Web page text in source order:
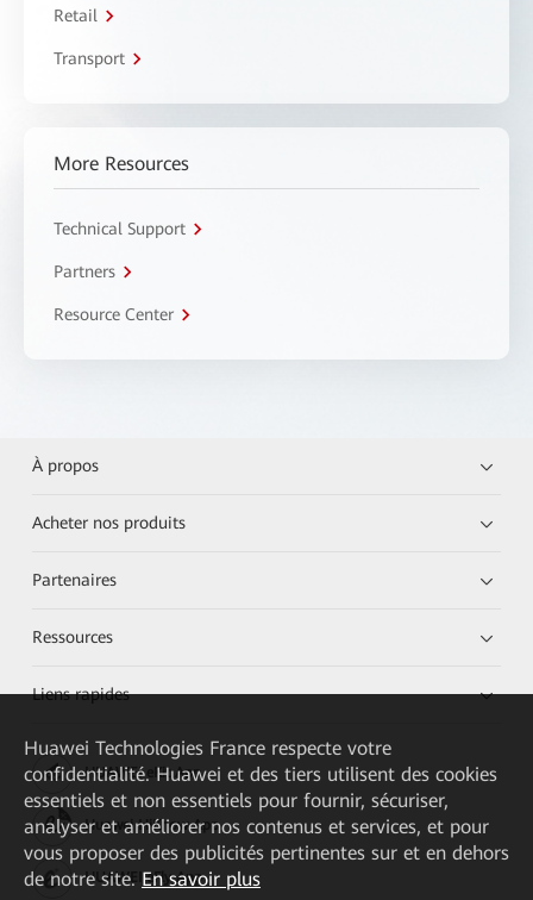
Retail
Transport
More Resources
Technical Support
Partners
Resource Center
À propos
Acheter nos produits
Partenaires
Ressources
Liens rapides
HUAWEI eKit App
Huawei HiKnow App
HUAWEI eFly App
Huawei Technologies France respecte votre
confidentialité. Huawei et des tiers utilisent des cookies
essentiels et non essentiels pour fournir, sécuriser,
analyser et améliorer nos contenus et services, et pour
vous proposer des publicités pertinentes sur et en dehors
de notre site. En savoir plus